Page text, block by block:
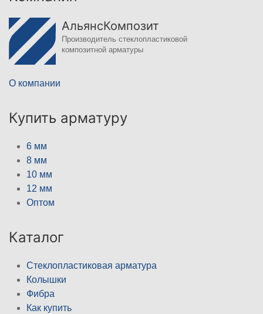
АльянсКомпозит
Производитель стеклопластиковой
композитной арматуры
О компании
Купить арматуру
6 мм
8 мм
10 мм
12 мм
Оптом
Каталог
Стеклопластиковая арматура
Колышки
Фибра
Как купить